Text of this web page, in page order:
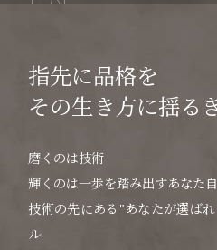
指先に品格を
その生き方に揺る
磨くのは技術
輝くのは一歩を踏み出すあなた
技術の先にある"あなたが選ば
ル